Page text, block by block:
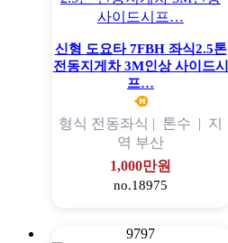
신형 도요타 7FBH 좌식2.5톤
전동지게차 3M인상 사이드시
프…
형식 전동좌식 | 톤수 | 지
역 부산
1,000만원
no.18975
9797